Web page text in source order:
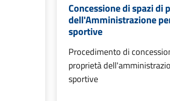
Concessione di spazi di
dell'Amministrazione
sportive
Procedimento di
proprietà
sportive